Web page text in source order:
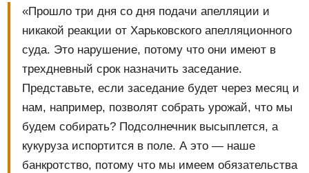
«Прошло три дня со дня подачи апелляции и
никакой реакции от Харьковского апелляционного
суда. Это нарушение, потому что они имеют в
трехдневный срок назначить заседание.
Представьте, если заседание будет через месяц и
нам, например, позволят собрать урожай, что мы
будем собирать? Подсолнечник высыплется, а
кукуруза испортится в поле. А это — наше
банкротство, потому что мы имеем обязательства